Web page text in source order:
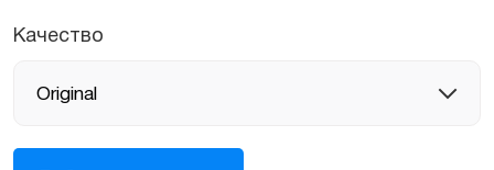
Качество
Экран